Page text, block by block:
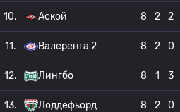
10. Аской 8 2 2
11. Валеренга 2 8 2 0
12. Лингбо 8 1 3
13. Лоддефьорд 8 2 0